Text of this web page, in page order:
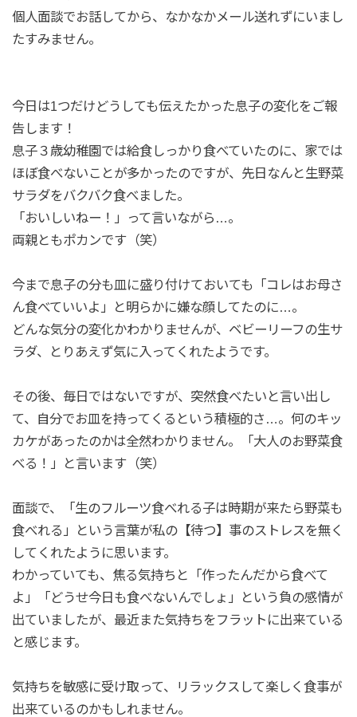
個人面談でお話してから、なかなかメール送れずにいまし
たすみません。
今日は1つだけどうしても伝えたかった息子の変化をご報
告します！
息子３歳幼稚園では給食しっかり食べていたのに、家では
ほぼ食べないことが多かったのですが、先日なんと生野菜
サラダをバクバク食べました。
「おいしいねー！」って言いながら…。
両親ともポカンです（笑）
今まで息子の分も皿に盛り付けておいても「コレはお母さ
ん食べていいよ」と明らかに嫌な顔してたのに…。
どんな気分の変化かわかりませんが、ベビーリーフの生サ
ラダ、とりあえず気に入ってくれたようです。
その後、毎日ではないですが、突然食べたいと言い出し
て、自分でお皿を持ってくるという積極的さ…。何のキッ
カケがあったのかは全然わかりません。「大人のお野菜食
べる！」と言います（笑）
面談で、「生のフルーツ食べれる子は時期が来たら野菜も
食べれる」という言葉が私の【待つ】事のストレスを無く
してくれたように思います。
わかっていても、焦る気持ちと「作ったんだから食べて
よ」「どうせ今日も食べないんでしょ」という負の感情が
出ていましたが、最近また気持ちをフラットに出来ている
と感じます。
気持ちを敏感に受け取って、リラックスして楽しく食事が
出来ているのかもしれません。